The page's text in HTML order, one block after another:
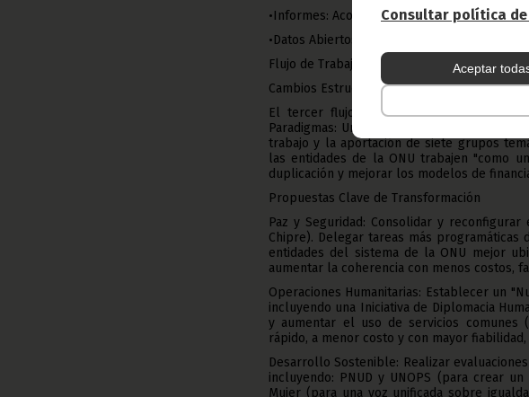
Consultar política
Aceptar
•Informes: Acortar y combinar informes que
•Datos Abiertos: Publicar estadísticas de
Flujo de Trabajo 3:
Cambios Estructurales y Realineaciones
El tercer flujo, detallado en el informe
Paradigmas: Unidos para Cumplir),
trabajo y la aportación de siete grupos
las entidades de la ONU trabajen "como
duplicación y mejorar los modelos de
Propuestas Clave de Transformación
Paz y Seguridad: Consolidar y
Chipre). Delegar tareas más
entidades del sistema de la ONU mejor
aumentar la coherencia con menos costos,
Operaciones Humanitarias: Establecer un
incluyendo una Iniciativa de Diplomacia
y aumentar el uso de servicios comunes
rápido, a menor costo y con mayor
Desarrollo Sostenible: Realizar
incluyendo: PNUD y UNOPS (para crear
Mujer (para una voz unificada sobre